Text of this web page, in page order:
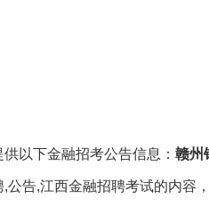
供以下金融招考公告信息： 赣州
公告,江西金融招聘考试的内容